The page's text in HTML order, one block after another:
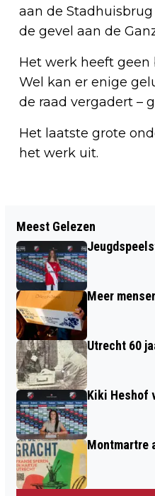
aan de
de gevel aan de
Het werk heeft
Wel kan er enige
de raad vergadert –
Het laatste grote
het werk uit.
STEEKPARTIJ IN
Meest Gelezen
Meer
Utrecht 60
Kiki Heshof
Montmartre